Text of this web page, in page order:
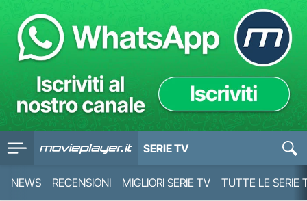
SERIE TV
NEWS RECENSIONI MIGLIORI SERIE TV TUTTE LE SERIE